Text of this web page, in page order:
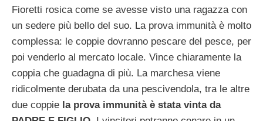
Fioretti rosica come se avesse visto una ragazza con
un sedere più bello del suo. La prova immunità è molto
complessa: le coppie dovranno pescare del pesce, per
poi venderlo al mercato locale. Vince chiaramente la
coppia che guadagna di più. La marchesa viene
ridicolmente derubata da una pescivendola, tra le altre
due coppie la prova immunità è stata vinta da